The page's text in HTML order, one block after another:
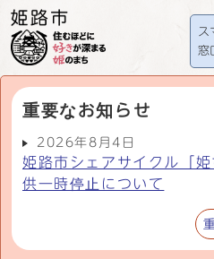
ス
窓
重要なお知らせ
2026年8月4日
姫路市シェアサイクル「
供一時停止について